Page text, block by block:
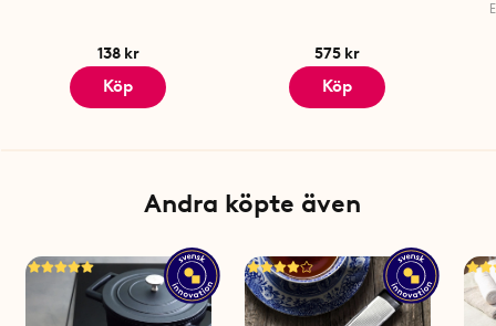
138 kr
Köp
575 kr
Köp
Andra köpte även